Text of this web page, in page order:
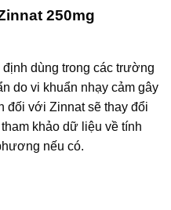
250mg
dùng trong các trường
do vi khuẩn nhạy cảm gây
đối với Zinnat sẽ thay đổi
khảo dữ liệu về tính
nếu có.